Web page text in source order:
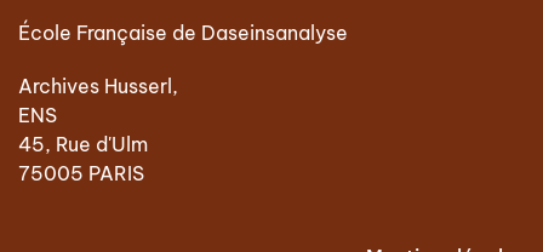
École Française de Daseinsanalyse
Archives Husserl,
ENS
45, Rue d'Ulm
75005 PARIS